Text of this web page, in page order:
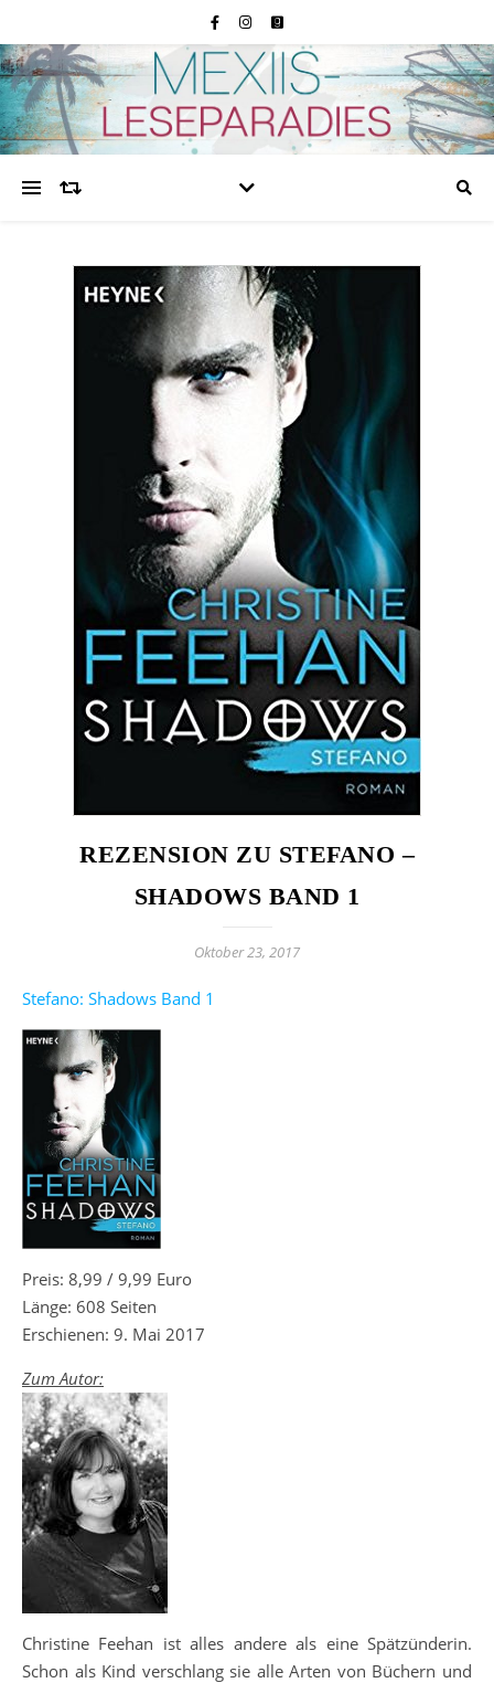
REZENSION ZU STEFANO –
SHADOWS BAND 1
Oktober 23, 2017
Stefano: Shadows Band 1
Preis: 8,99 / 9,99 Euro
Länge: 608 Seiten
Erschienen: 9. Mai 2017
Zum Autor:
Christine Feehan ist alles andere als eine Spätzünderin.
Schon als Kind verschlang sie alle Arten von Büchern und